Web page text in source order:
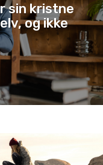
sin kristne
og ikke